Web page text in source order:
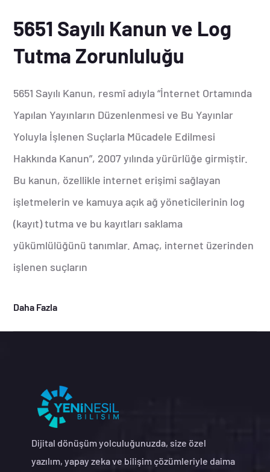
5651 Sayılı Kanun ve Log
Tutma Zorunluluğu
5651 Sayılı Kanun, resmî adıyla “İnternet Ortamında
Yapılan Yayınların Düzenlenmesi ve Bu Yayınlar
Yoluyla İşlenen Suçlarla Mücadele Edilmesi
Hakkında Kanun”, 2007 yılında yürürlüğe girmiştir.
Bu kanun, özellikle internet erişimi sağlayan
işletmelerin ve kamuya açık ağ yöneticilerinin log
(kayıt) tutma ve bu kayıtları saklama
yükümlülüğünü tanımlar. Amaç, internet üzerinden
işlenen suçların
Daha Fazla
Dijital dönüşüm yolculuğunuzda, size özel
yazılım, yapay zeka ve bilişim çözümleriyle daima